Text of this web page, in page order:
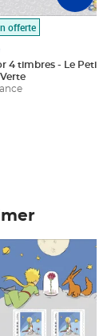
offerte
4 timbres - Le Petit